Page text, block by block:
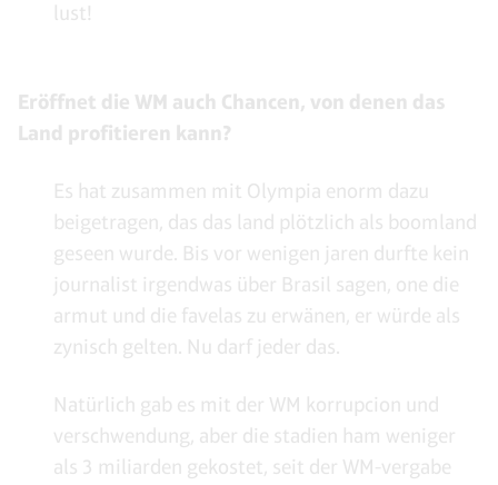
lust!
Eröffnet die WM auch Chancen, von denen das
Land profitieren kann?
Es hat zusammen mit Olympia enorm dazu
beigetragen, das das land plötzlich als boomland
geseen wurde. Bis vor wenigen jaren durfte kein
journalist irgendwas über Brasil sagen, one die
armut und die favelas zu erwänen, er würde als
zynisch gelten. Nu darf jeder das.
Natürlich gab es mit der WM korrupcion und
verschwendung, aber die stadien ham weniger
als 3 miliarden gekostet, seit der WM-vergabe